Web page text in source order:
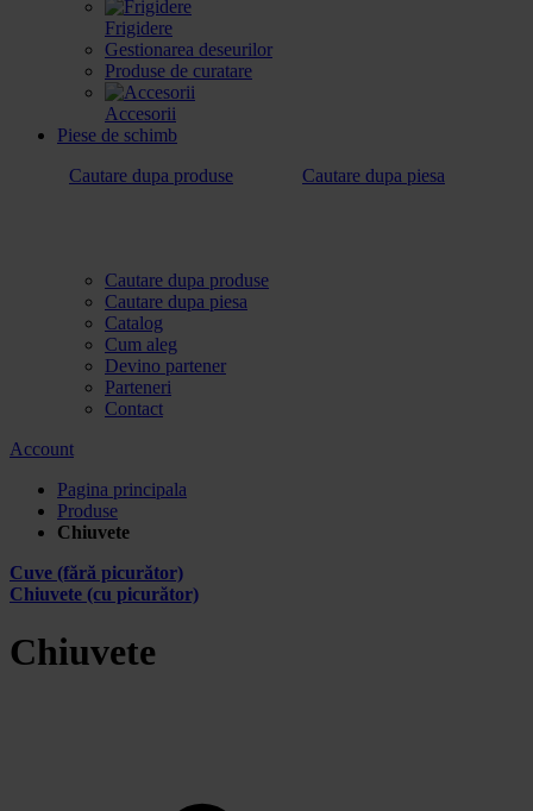
Frigidere
Gestionarea deseurilor
Produse de curatare
Accesorii
Piese de schimb
Cautare dupa produse
Cautare dupa piesa
Cautare dupa produse
Cautare dupa piesa
Catalog
Cum aleg
Devino partener
Parteneri
Contact
Account
Pagina principala
Produse
Chiuvete
Cuve (fără picurător)
Chiuvete (cu picurător)
Chiuvete